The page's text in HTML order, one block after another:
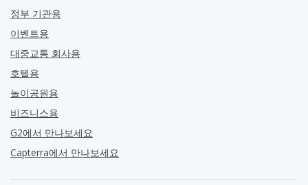
정부 기관용
이벤트용
대중교통 회사용
호텔용
놀이공원용
비즈니스용
G2에서 만나보세요
Capterra에서 만나보세요